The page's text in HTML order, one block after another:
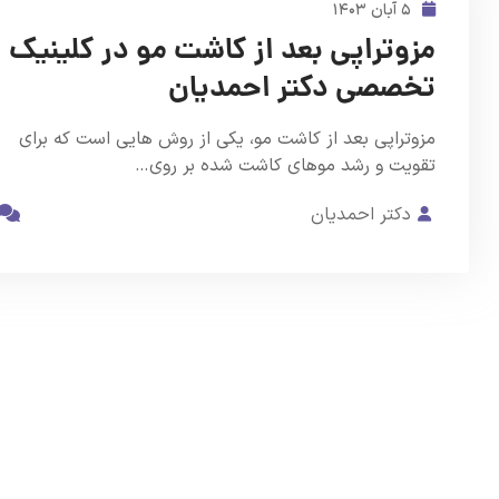
مزوتراپی بعد از کاشت مو در کلینیک
تخصصی دکتر احمدیان
مزوتراپی بعد از کاشت مو، یکی از روش هایی است که برای
تقویت و رشد موهای کاشت شده بر روی…
دکتر احمدیان